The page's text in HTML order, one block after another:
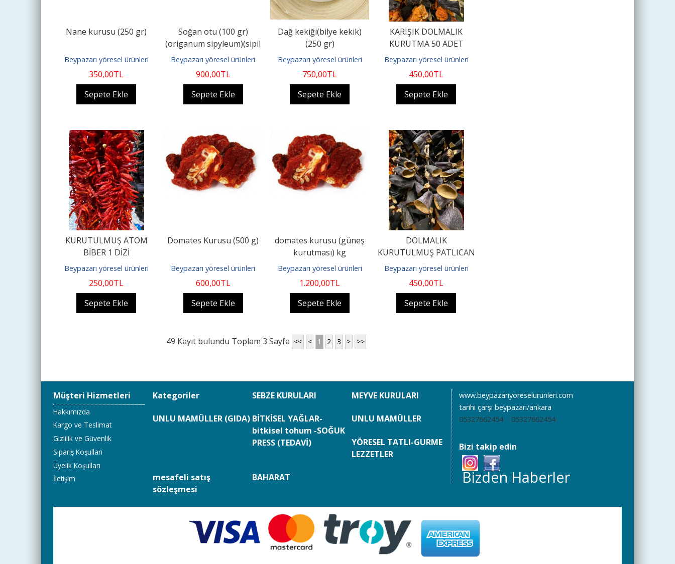
Nane kurusu (250 gr)
Beypazarı yöresel ürünleri
350,00TL
Sepete Ekle
Soğan otu (100 gr)
(origanum sipyleum)(sipil
mercanköşkü)
Beypazarı yöresel ürünleri
900,00TL
Sepete Ekle
Dağ kekiği(bilye kekik)
(250 gr)
Beypazarı yöresel ürünleri
750,00TL
Sepete Ekle
KARIŞIK DOLMALIK
KURUTMA 50 ADET
Beypazarı yöresel ürünleri
450,00TL
Sepete Ekle
KURUTULMUŞ ATOM
BİBER 1 DİZİ
Beypazarı yöresel ürünleri
250,00TL
Sepete Ekle
Domates Kurusu (500 g)
Beypazarı yöresel ürünleri
600,00TL
Sepete Ekle
domates kurusu (güneş
kurutması) kg
Beypazarı yöresel ürünleri
1.200,00TL
Sepete Ekle
DOLMALIK
KURUTULMUŞ PATLICAN
50 ADET
Beypazarı yöresel ürünleri
450,00TL
Sepete Ekle
49 Kayıt bulundu Toplam 3 Sayfa << < 1 2 3 > >>
Müşteri Hizmetleri
Hakkımızda
Kargo ve Teslimat
Gizlilik ve Güvenlik
Sipariş Koşulları
Üyelik Koşulları
İletişim
Kategoriler SEBZE KURULARI MEYVE KURULARI
UNLU MAMÜLLER (GIDA) BİTKİSEL YAĞLAR-
bitkisel tohum -SOĞUK
PRESS (TEDAVİ)
UNLU MAMÜLLER
YÖRESEL TATLI-GURME
LEZZETLER
mesafeli satış
sözleşmesi
BAHARAT
www.beypazariyoreselurunleri.com
tarihi çarşı beypazarı/ankara
05327662454
05327662454
Bizi takip edin
Bizden Haberler